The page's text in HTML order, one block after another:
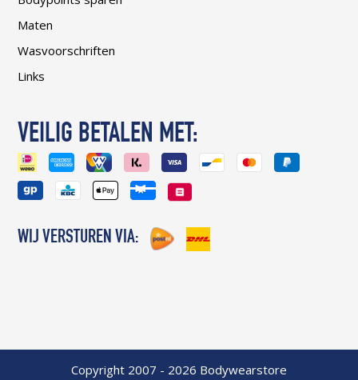
Maten
Wasvoorschriften
Links
VEILIG BETALEN MET:
WIJ VERSTUREN VIA:
Copyright 2007 - 2026 Bodywearstore